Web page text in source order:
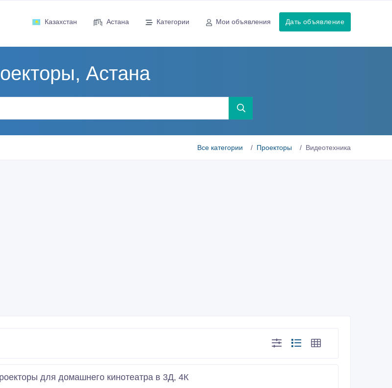
Казахстан Астана Категории Мои объявления Дать объявление
Астана
Все категории Проекторы Видеотехника
для домашнего кинотеатра в 3Д, 4К